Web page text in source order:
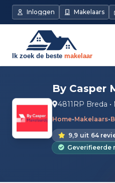
Inloggen Makelaars
By Casper
4811RP Breda
Home•Makelaars•
9,9 uit 64
Geverifieerde